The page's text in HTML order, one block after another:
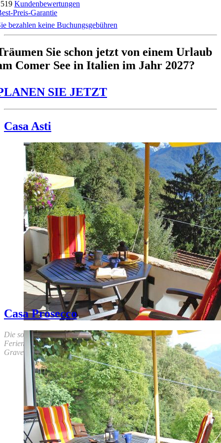
Kundenbewertungen
Preis-Garantie
bezahlen keine Buchungsgebühren
Sie schon jetzt von einem Urlaub
Comer See in Italien im Jahr 2027?
SIE JETZT
Casa Asti
Die sonnige Ferienwohnung Asti mit Wohnterrasse in der kleinen
Ferienresidenz Casarina liegt an attraktiver Aussichtslage, oberhalb
Gravedona mit traumhaftem Panoramablick und Pool.
Casa Prosecco